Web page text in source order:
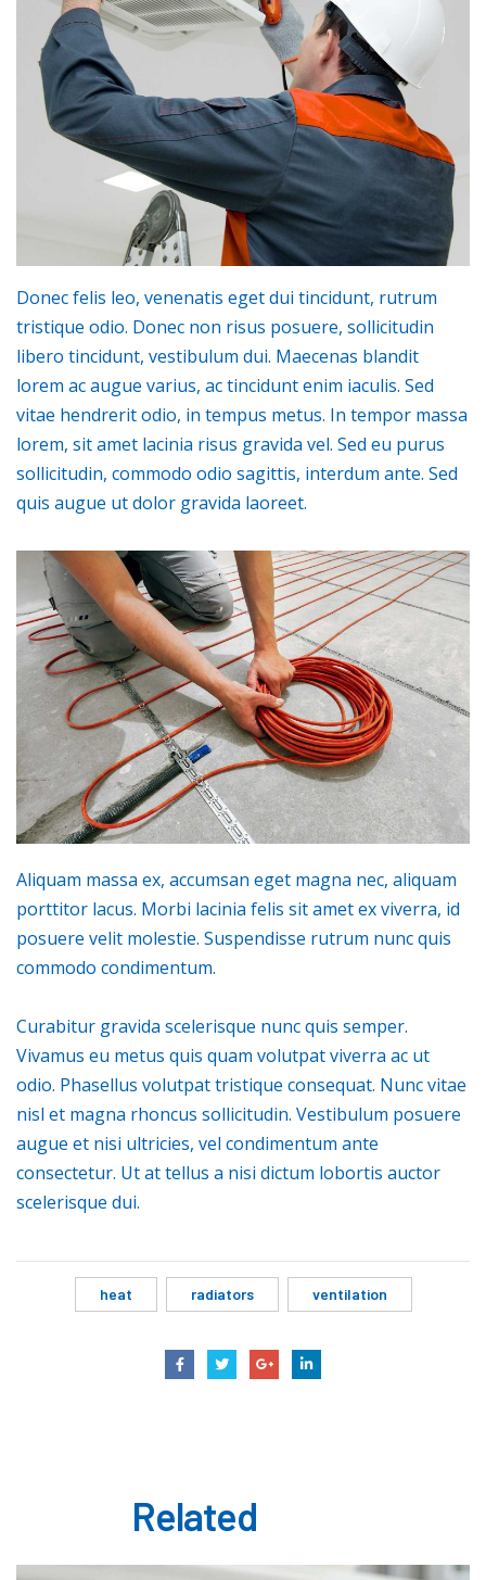
Donec felis leo, venenatis eget dui tincidunt, rutrum
tristique odio. Donec non risus posuere, sollicitudin
libero tincidunt, vestibulum dui. Maecenas blandit
lorem ac augue varius, ac tincidunt enim iaculis. Sed
vitae hendrerit odio, in tempus metus. In tempor massa
lorem, sit amet lacinia risus gravida vel. Sed eu purus
sollicitudin, commodo odio sagittis, interdum ante. Sed
quis augue ut dolor gravida laoreet.
Aliquam massa ex, accumsan eget magna nec, aliquam
porttitor lacus. Morbi lacinia felis sit amet ex viverra, id
posuere velit molestie. Suspendisse rutrum nunc quis
commodo condimentum.
Curabitur gravida scelerisque nunc quis semper.
Vivamus eu metus quis quam volutpat viverra ac ut
odio. Phasellus volutpat tristique consequat. Nunc vitae
nisl et magna rhoncus sollicitudin. Vestibulum posuere
augue et nisi ultricies, vel condimentum ante
consectetur. Ut at tellus a nisi dictum lobortis auctor
scelerisque dui.
heat radiators ventilation
Related